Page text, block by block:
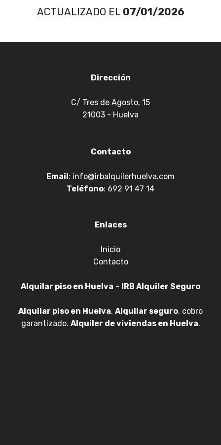
ACTUALIZADO EL 07/01/2026
Dirección
C/ Tres de Agosto, 15
21003 - Huelva
Contacto
Email : info@irbalquilerhuelva.com
Teléfono: 692 91 47 14
Enlaces
Inicio
Contacto
Alquilar piso en Huelva - IRB Alquiler Seguro
Alquilar piso en Huelva. Alquilar seguro, cobro
garantizado. Alquiler de viviendas en Huelva.